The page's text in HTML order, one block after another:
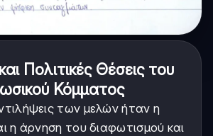
Πολιτικές Θέσεις του
Κόμματος
των μελών ήταν η
η άρνηση του διαφωτισμού και